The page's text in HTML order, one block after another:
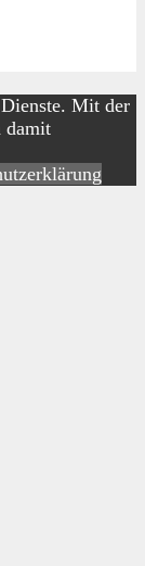
Mit der
damit